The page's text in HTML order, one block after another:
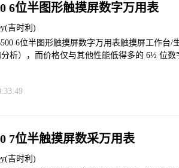
6位半图形触摸屏数字万用表
吉时利)
6位半图形触摸屏数字万用表触摸屏工作台/
析），而价格仅与其他性能低得多的 6½ 位数
7位半触摸屏数采万用表
吉时利)